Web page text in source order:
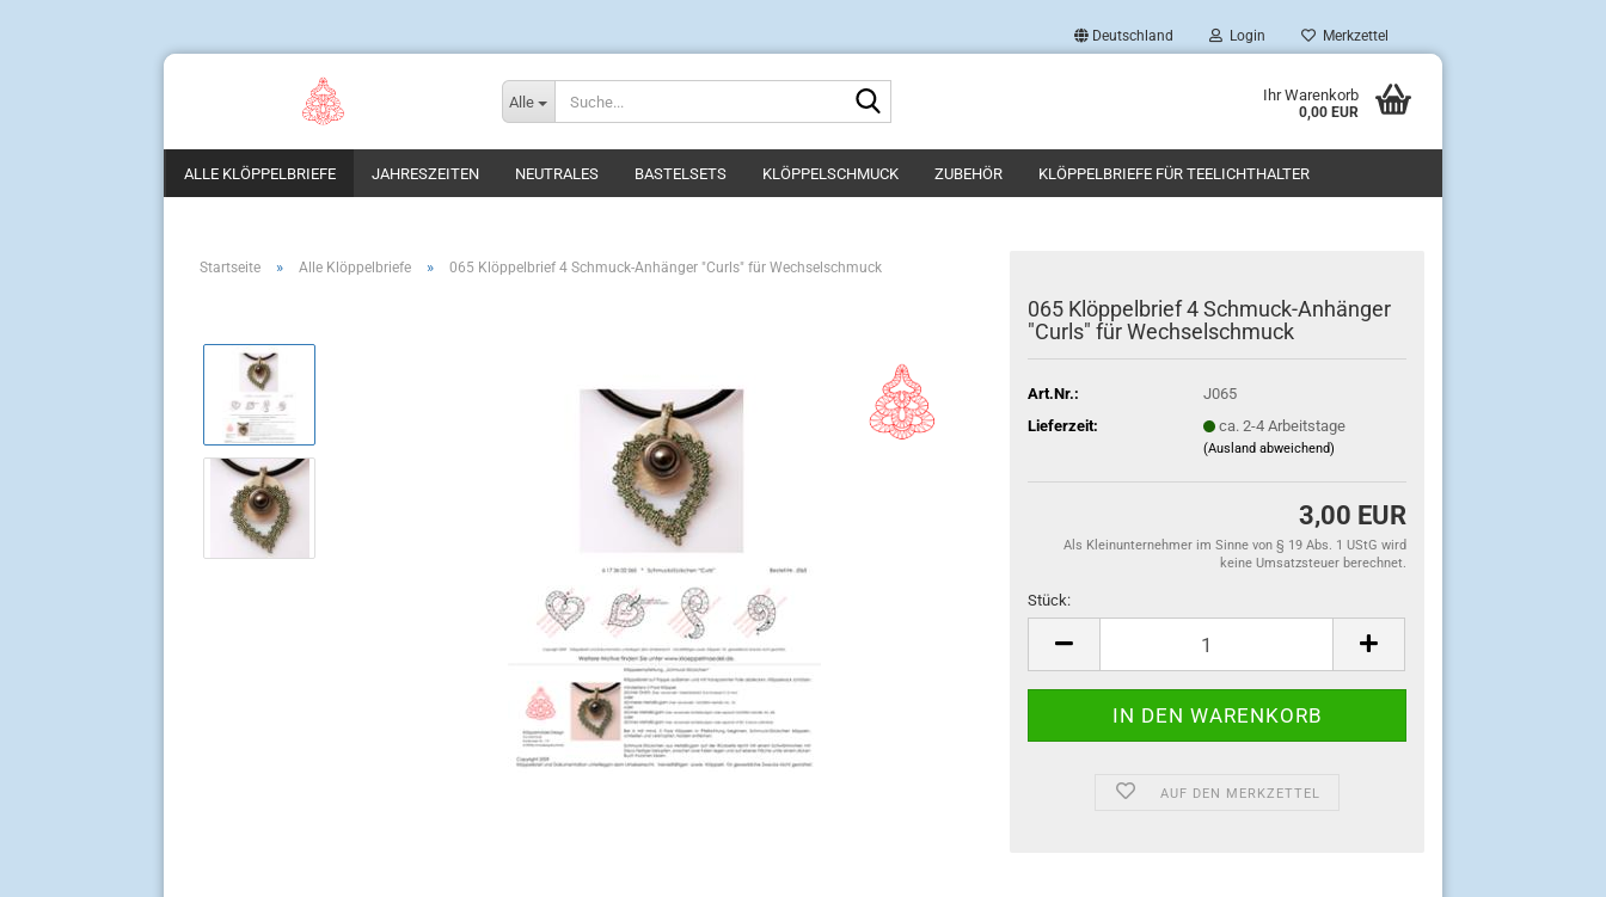
Deutschland Login Merkzettel
Alle Ihr Warenkorb
0,00 EUR
ALLE KLÖPPELBRIEFE JAHRESZEITEN NEUTRALES BASTELSETS KLÖPPELSCHMUCK ZUBEHÖR KLÖPPELBRIEFE FÜR TEELICHTHALTER
Startseite » Alle Klöppelbriefe » 065 Klöppelbrief 4 Schmuck-Anhänger "Curls" für Wechselschmuck
065 Klöppelbrief 4 Schmuck-Anhänger
"Curls" für Wechselschmuck
Art.Nr.:
J065
Lieferzeit:
ca. 2-4 Arbeitstage
(Ausland abweichend)
3,00 EUR
Als Kleinunternehmer im Sinne von § 19 Abs. 1 UStG wird
keine Umsatzsteuer berechnet.
Stück:
Stück
AUF DEN MERKZETTEL